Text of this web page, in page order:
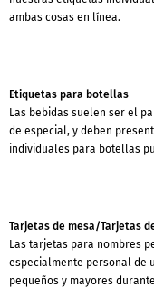
ambas cosas en línea.
Etiquetas para botellas
Las bebidas suelen ser el
de especial, y deben
individuales para botellas
Tarjetas de mesa/Tarjetas
Las tarjetas para nombres
especialmente personal de
pequeños y mayores